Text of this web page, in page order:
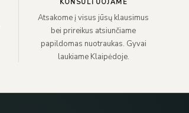
KONSULTUOJAME
Atsakome į visus jūsų klausimus
bei prireikus atsiunčiame
papildomas nuotraukas. Gyvai
laukiame Klaipėdoje.